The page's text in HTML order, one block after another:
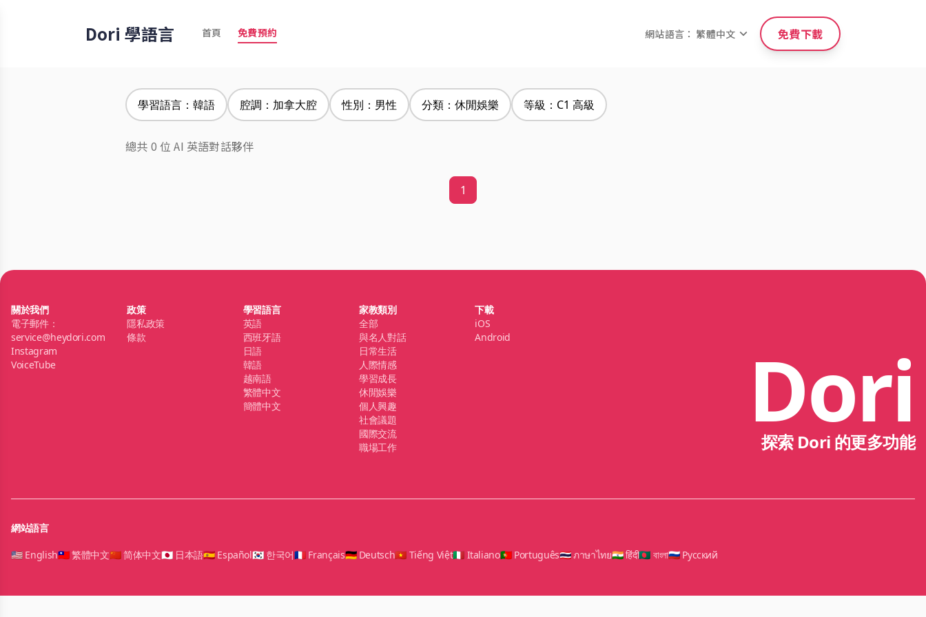
Dori 學語言 首頁 免費預約 網站語言： 繁體中文 免費下載
學習語言：韓語 腔調：加拿大腔 性別：男性 分類：休閒娛樂 等級：C1 高級
總共 0 位 AI 英語對話夥伴
1
關於我們
電子郵件：
service@heydori.com
Instagram
VoiceTube
政策
隱私政策
條款
學習語言
英語
西班牙語
日語
韓語
越南語
繁體中文
簡體中文
家教類別
全部
與名人對話
日常生活
人際情感
學習成長
休閒娛樂
個人興趣
社會議題
國際交流
職場工作
下載
iOS
Android
Dori
探索 Dori 的更多功能
網站語言
🇺🇸 English🇹🇼 繁體中文🇨🇳 简体中文🇯🇵 日本語🇪🇸 Español🇰🇷 한국어🇫🇷 Français🇩🇪 Deutsch🇻🇳 Tiếng Việt🇮🇹 Italiano🇵🇹 Português🇹🇭 ภาษาไทย🇮🇳 हिंदी🇧🇩 বাংলা🇷🇺 Русский